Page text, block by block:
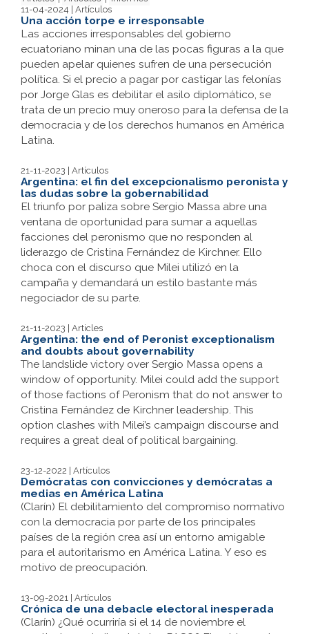
11-04-2024 | Artículos
Una acción torpe e irresponsable
Las acciones irresponsables del gobierno
ecuatoriano minan una de las pocas figuras a la que
pueden apelar quienes sufren de una persecución
política. Si el precio a pagar por castigar las felonías
por Jorge Glas es debilitar el asilo diplomático, se
trata de un precio muy oneroso para la defensa de la
democracia y de los derechos humanos en América
Latina.
21-11-2023 | Artículos
Argentina: el fin del excepcionalismo peronista y
las dudas sobre la gobernabilidad
El triunfo por paliza sobre Sergio Massa abre una
ventana de oportunidad para sumar a aquellas
facciones del peronismo que no responden al
liderazgo de Cristina Fernández de Kirchner. Ello
choca con el discurso que Milei utilizó en la
campaña y demandará un estilo bastante más
negociador de su parte.
21-11-2023 | Articles
Argentina: the end of Peronist exceptionalism
and doubts about governability
The landslide victory over Sergio Massa opens a
window of opportunity. Milei could add the support
of those factions of Peronism that do not answer to
Cristina Fernández de Kirchner leadership. This
option clashes with Milei’s campaign discourse and
requires a great deal of political bargaining.
23-12-2022 | Artículos
Demócratas con convicciones y demócratas a
medias en América Latina
(Clarín) El debilitamiento del compromiso normativo
con la democracia por parte de los principales
países de la región crea así un entorno amigable
para el autoritarismo en América Latina. Y eso es
motivo de preocupación.
13-09-2021 | Artículos
Crónica de una debacle electoral inesperada
(Clarín) ¿Qué ocurriría si el 14 de noviembre el